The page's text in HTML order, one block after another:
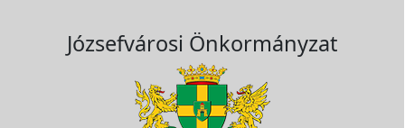
Józsefvárosi Önkormányzat